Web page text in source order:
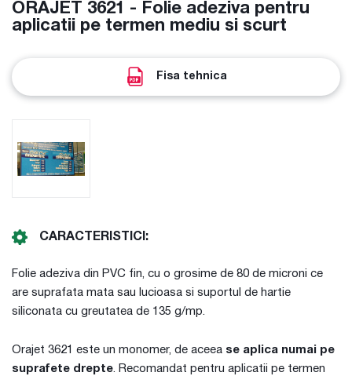
ORAJET 3621 - Folie adeziva pentru
aplicatii pe termen mediu si scurt
Fisa tehnica
CARACTERISTICI:
Folie adeziva din PVC fin, cu o grosime de 80 de microni ce
are suprafata mata sau lucioasa si suportul de hartie
siliconata cu greutatea de 135 g/mp.
Orajet 3621 este un monomer, de aceea se aplica numai pe
suprafete drepte. Recomandat pentru aplicatii pe termen